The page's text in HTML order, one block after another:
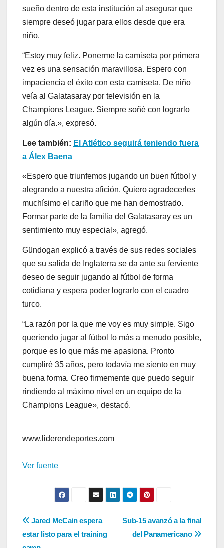
sueño dentro de esta institución al asegurar que
siempre deseó jugar para ellos desde que era
niño.
“Estoy muy feliz. Ponerme la camiseta por primera
vez es una sensación maravillosa. Espero con
impaciencia el éxito con esta camiseta. De niño
veía al Galatasaray por televisión en la
Champions League. Siempre soñé con lograrlo
algún día.», expresó.
Lee también: El Atlético seguirá teniendo fuera
a Álex Baena
«Espero que triunfemos jugando un buen fútbol y
alegrando a nuestra afición. Quiero agradecerles
muchísimo el cariño que me han demostrado.
Formar parte de la familia del Galatasaray es un
sentimiento muy especial», agregó.
Gündogan explicó a través de sus redes sociales
que su salida de Inglaterra se da ante su ferviente
deseo de seguir jugando al fútbol de forma
cotidiana y espera poder lograrlo con el cuadro
turco.
“La razón por la que me voy es muy simple. Sigo
queriendo jugar al fútbol lo más a menudo posible,
porque es lo que más me apasiona. Pronto
cumpliré 35 años, pero todavía me siento en muy
buena forma. Creo firmemente que puedo seguir
rindiendo al máximo nivel en un equipo de la
Champions League», destacó.
www.liderendeportes.com
Ver fuente
Navegación
de
Sub-15 avanzó a la final
del Panamericano
Jared McCain espera
estar listo para el training